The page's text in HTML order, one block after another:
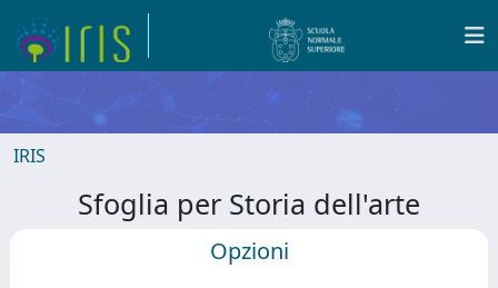
IRIS
Sfoglia per Storia dell'arte
Opzioni